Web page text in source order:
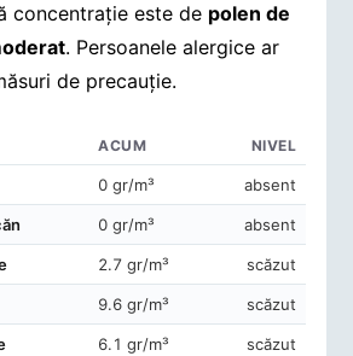
concentrație este de polen de
. Persoanele alergice ar
de precauție.
în aerul din Caloteşti
ACUM NIVEL
0 gr/m³ absent
0 gr/m³ absent
2.7 gr/m³ scăzut
9.6 gr/m³ scăzut
6.1 gr/m³ scăzut